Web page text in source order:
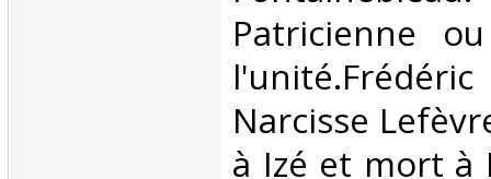
Patricienne
Narcisse
à Izé et mort à